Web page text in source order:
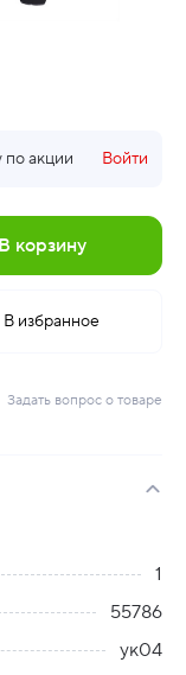
по акции Войти
В корзину
В избранное
Задать вопрос о товаре
1
55786
ук04